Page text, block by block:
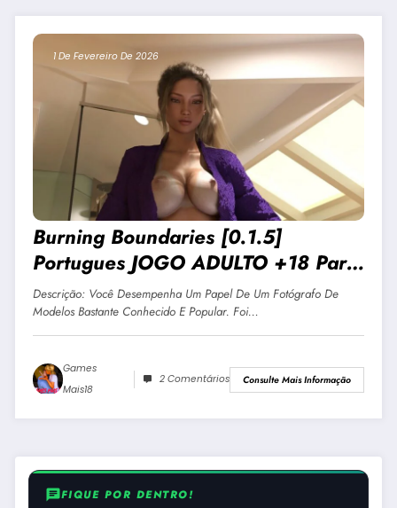
1 De Fevereiro De 2026
Burning Boundaries [0.1.5]
Portugues JOGO ADULTO +18 Para
Android E PC
Descrição: Você Desempenha Um Papel De Um Fotógrafo De
Modelos Bastante Conhecido E Popular. Foi…
Games
Mais18
2 Comentários Consulte Mais Informação
chatFIQUE POR DENTRO!